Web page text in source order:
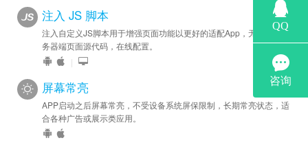
注入 JS 脚本
注入自定义JS脚本用于增强页面功能以更好的适配App，无需修改服
务器端页面源代码，在线配置。
|
屏幕常亮
APP启动之后屏幕常亮，不受设备系统屏保限制，长期常亮状态，适
合各种广告或展示类应用。